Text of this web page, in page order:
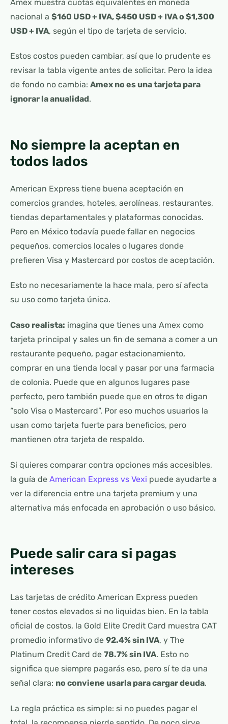
Amex muestra cuotas equivalentes en moneda
nacional a $160 USD + IVA, $450 USD + IVA o $1,300
USD + IVA, según el tipo de tarjeta de servicio.
Estos costos pueden cambiar, así que lo prudente es
revisar la tabla vigente antes de solicitar. Pero la idea
de fondo no cambia: Amex no es una tarjeta para
ignorar la anualidad.
No siempre la aceptan en
todos lados
American Express tiene buena aceptación en
comercios grandes, hoteles, aerolíneas, restaurantes,
tiendas departamentales y plataformas conocidas.
Pero en México todavía puede fallar en negocios
pequeños, comercios locales o lugares donde
prefieren Visa y Mastercard por costos de aceptación.
Esto no necesariamente la hace mala, pero sí afecta
su uso como tarjeta única.
Caso realista: imagina que tienes una Amex como
tarjeta principal y sales un fin de semana a comer a un
restaurante pequeño, pagar estacionamiento,
comprar en una tienda local y pasar por una farmacia
de colonia. Puede que en algunos lugares pase
perfecto, pero también puede que en otros te digan
“solo Visa o Mastercard”. Por eso muchos usuarios la
usan como tarjeta fuerte para beneficios, pero
mantienen otra tarjeta de respaldo.
Si quieres comparar contra opciones más accesibles,
la guía de American Express vs Vexi puede ayudarte a
ver la diferencia entre una tarjeta premium y una
alternativa más enfocada en aprobación o uso básico.
Puede salir cara si pagas
intereses
Las tarjetas de crédito American Express pueden
tener costos elevados si no liquidas bien. En la tabla
oficial de costos, la Gold Elite Credit Card muestra CAT
promedio informativo de 92.4% sin IVA, y The
Platinum Credit Card de 78.7% sin IVA. Esto no
significa que siempre pagarás eso, pero sí te da una
señal clara: no conviene usarla para cargar deuda.
La regla práctica es simple: si no puedes pagar el